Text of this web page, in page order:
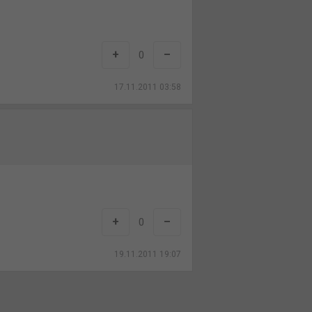
17.11.2011 03:58
+ 0 –
19.11.2011 19:07
+ 0 –